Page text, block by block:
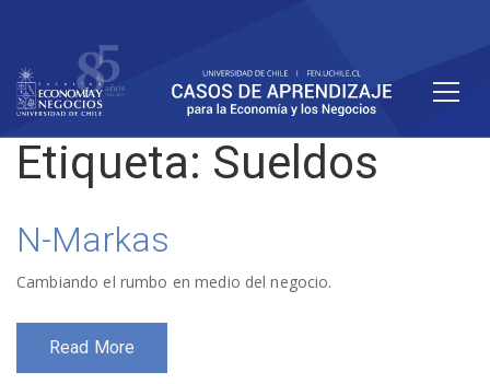
Etiqueta: Sueldos
N-Markas
Cambiando el rumbo en medio del negocio.
Read More